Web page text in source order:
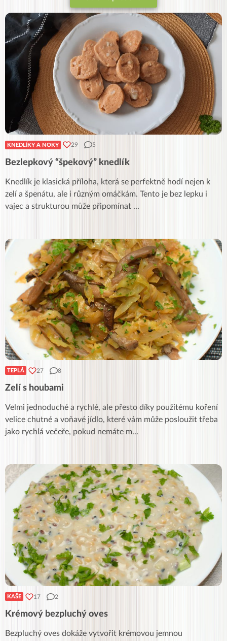
KNEDLÍKY A NOKY 29 5
Bezlepkový “špekový” knedlík
Knedlík je klasická příloha, která se perfektně hodí nejen k
zelí a špenátu, ale i různým omáčkám. Tento je bez lepku i
vajec a strukturou může připomínat ...
TEPLÁ 27 8
Zelí s houbami
Velmi jednoduché a rychlé, ale přesto díky použitému koření
velice chutné a voňavé jídlo, které vám může posloužit třeba
jako rychlá večeře, pokud nemáte m...
KAŠE 17 2
Krémový bezpluchý oves
Bezpluchý oves dokáže vytvořit krémovou jemnou